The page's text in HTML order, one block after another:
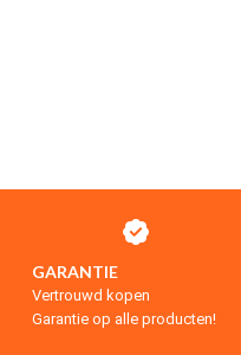
GARANTIE
Vertrouwd kopen
Garantie op alle producten!